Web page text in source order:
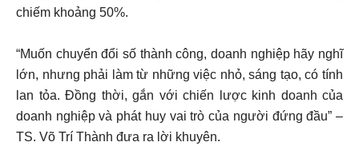
chiếm khoảng 50%.
“Muốn chuyển đổi số thành công, doanh nghiệp hãy nghĩ
lớn, nhưng phải làm từ những việc nhỏ, sáng tạo, có tính
lan tỏa. Đồng thời, gắn với chiến lược kinh doanh của
doanh nghiệp và phát huy vai trò của người đứng đầu” –
TS. Võ Trí Thành đưa ra lời khuyên.